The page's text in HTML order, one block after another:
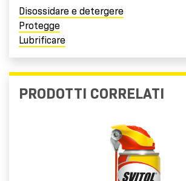
Disossidare e detergere
Protegge
Lubrificare
PRODOTTI CORRELATI